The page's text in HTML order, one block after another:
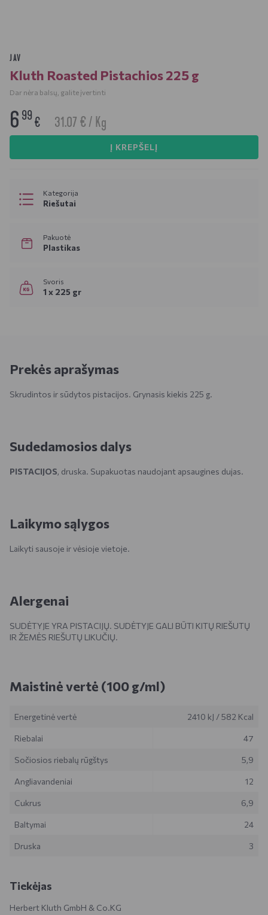
JAV
Kluth Roasted Pistachios 225 g
Dar nėra balsų, galite įvertinti
6 99€ 31.07 € / Kg
Į KREPŠELĮ
Kategorija
Riešutai
Pakuotė
Plastikas
Svoris
1 x 225 gr
Prekės aprašymas
Skrudintos ir sūdytos pistacijos. Grynasis kiekis 225 g.
Sudedamosios dalys
PISTACIJOS, druska. Supakuotas naudojant apsaugines dujas.
Laikymo sąlygos
Laikyti sausoje ir vėsioje vietoje.
Alergenai
SUDĖTYJE YRA PISTACIJŲ. SUDĖTYJE GALI BŪTI KITŲ RIEŠUTŲ
IR ŽEMĖS RIEŠUTŲ LIKUČIŲ.
Maistinė vertė (100 g/ml)
Energetinė vertė 2410 kJ /582 Kcal
Riebalai 47
Sočiosios riebalų rūgštys 5,9
Angliavandeniai 12
Cukrus 6,9
Baltymai 24
Druska 3
Tiekėjas
Herbert Kluth GmbH & Co.KG